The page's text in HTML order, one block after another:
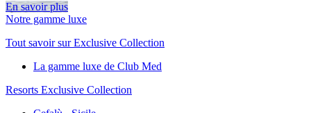
En savoir plus
Notre gamme luxe
Tout savoir sur Exclusive Collection
La gamme luxe de Club Med
Resorts Exclusive Collection